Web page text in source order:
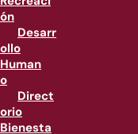
ón
Desarr
ollo
Human
o
Direct
orio
Bienesta